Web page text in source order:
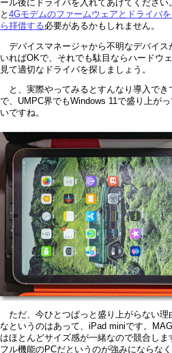
ール後にドライバを入れてあげてください
と 4Gモデムのファームウェアとドライバ
ら拝借する必要があるかもしれません。
デバイスマネージャから不明なデバイス
いればOKで、それでも駄目ならハードウ
見て適切なドライバを探しましょう。
と、実際やってみるとすんなり導入でき
で、UMPC界でもWindows 11で盛り上が
いですね。
ただ、今ひとつぱっと盛り上がらない理
なというのはあって、iPad miniです。
はほとんどサイズ感が一緒なので競合しま
フル機能のPCだというのが強みにならな